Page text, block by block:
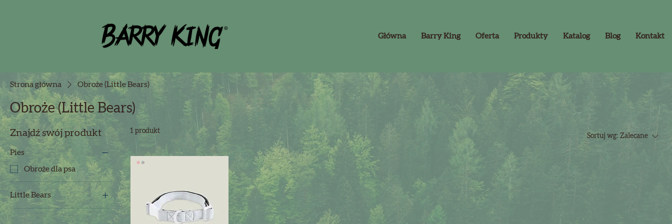
Główna Barry King Oferta Produkty Katalog Blog Kontakt
Strona główna Obroże (Little Bears)
Obroże (Little Bears)
Znajdź swój produkt
Pies
Obroże dla psa
Little Bears
Obroże (Little Bears)
1 produkt
Sortuj wg: Zalecane